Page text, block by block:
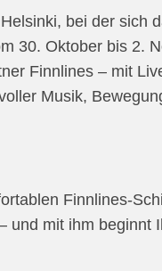
bei der sich
30. Oktober bis 2.
Finnlines – mit
Musik,
Finnlines-
und mit ihm beginnt